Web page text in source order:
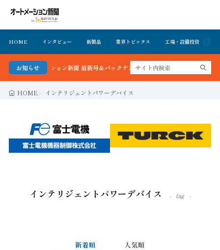
HOME インタビュー 新製品 業界トピックス 工場・設備投資
お知らせ
ートメーション新聞 最新号＆バックナンバーを無料で公開中 詳細はこちら
HOME インテリジェントパワーデバイス
インテリジェントパワーデバイス tag
新着順 人気順